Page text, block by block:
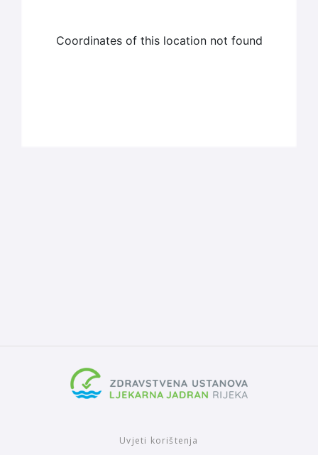
Coordinates of this location not found
Uvjeti korištenja